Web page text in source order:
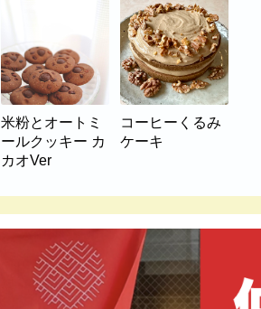
米粉とオートミ
ールクッキー カ
カオVer
コーヒーくるみ
ケーキ